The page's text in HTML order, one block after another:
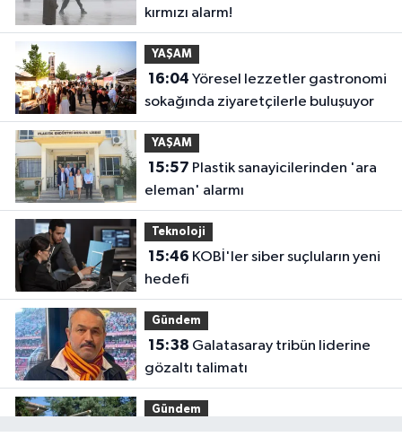
kırmızı alarm!
YAŞAM
16:04
sokağında ziyaretçilerle buluşuyor
YAŞAM
15:57
eleman' alarmı
Teknoloji
15:46
hedefi
Gündem
15:38
gözaltı talimatı
Gündem